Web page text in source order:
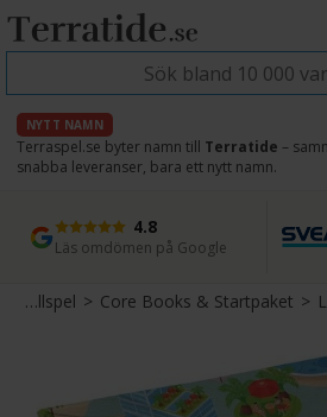
NYTT NAMN
Terraspel.se byter namn till Terratide –
snabba leveranser, bara ett nytt namn.
4.8
Läs omdömen på Google
Snabb leverans
Direkt från lager
Olika Rollspel>Core Books & Startpaket>